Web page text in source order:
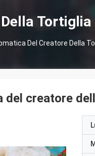
Del Creatore Della
del creatore